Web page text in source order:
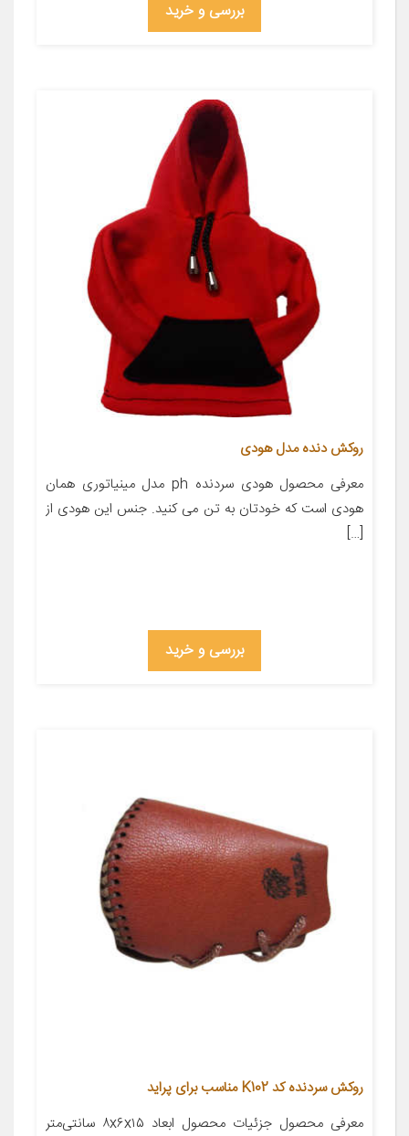
بررسی و خرید
روکش دنده مدل هودی
معرفی محصول هودی سردنده ph مدل مینیاتوری همان
هودی است که خودتان به تن می کنید. جنس این هودی از
[…]
بررسی و خرید
روکش سردنده کد K102 مناسب برای پراید
معرفی محصول جزئیات محصول ابعاد ۸x۶x۱۵ سانتی‌متر